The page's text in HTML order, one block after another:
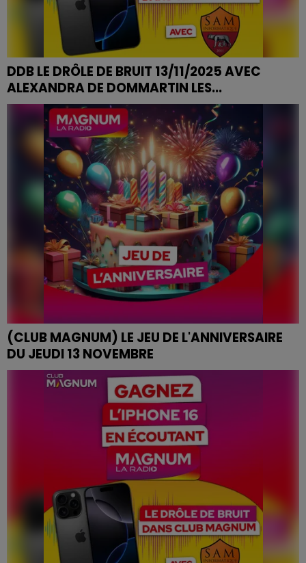
DDB LE DRÔLE DE BRUIT 13/11/2025 AVEC
ALEXANDRA DE DOMMARTIN LES...
DDB LE DRÔLE DE BRUIT 13/11/2025
(CLUB MAGNUM) LE JEU DE L'ANNIVERSAIRE
DU JEUDI 13 NOVEMBRE
JEU DE L'ANNIVERSAIRE DU JEUDI 13 NOVEMBRE